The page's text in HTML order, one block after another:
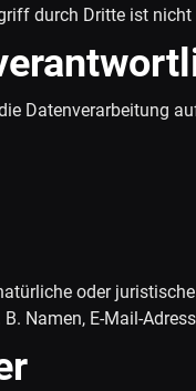
durch Dritte ist
Datenverarbeitung
oder
Namen, E-Mail-